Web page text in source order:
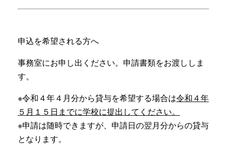
申込を希望される方へ
事務室にお申し出ください。申請書類をお渡ししま
す。
※令和４年４月分から貸与を希望する場合は令和４年
５月１５日までに学校に提出してください。
※申請は随時できますが、申請日の翌月分からの貸与
となります。